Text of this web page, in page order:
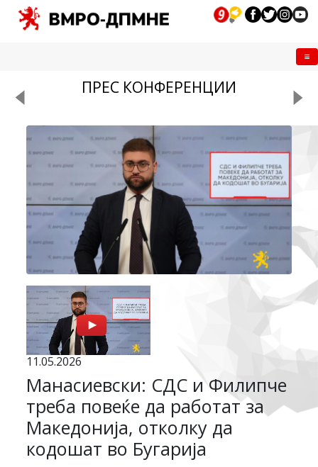
ПРЕС КОНФЕРЕНЦИИ
11.05.2026
Манасиевски: СДС и Филипче
треба повеќе да работат за
Македонија, отколку да
кодошат во Бугарија